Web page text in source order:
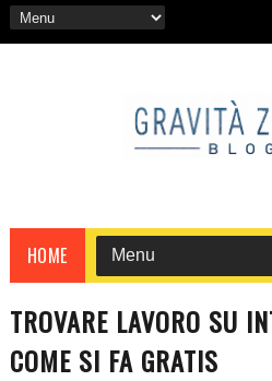
HOME
TROVARE LAVORO SU
COME SI FA GRATIS